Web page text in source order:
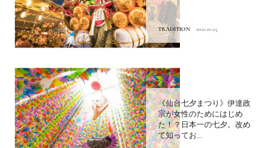
TRADITION 2021.10.25
《仙台七夕まつり》伊達政
宗が女性のためにはじめ
た！？日本一の七夕。改め
て知ってお...